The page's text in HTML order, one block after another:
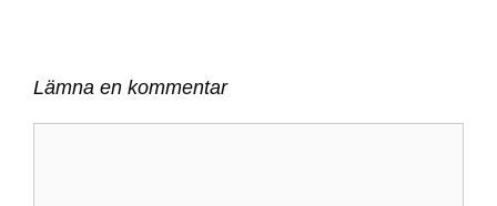
Lämna en kommentar